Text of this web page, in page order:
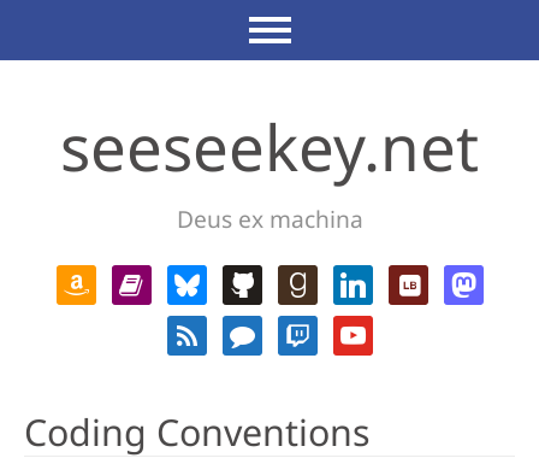
seeseekey.net
Deus ex machina
Coding Conventions